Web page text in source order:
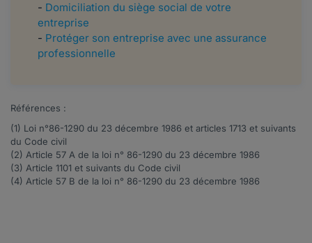
- Domiciliation du siège social de votre
entreprise
- Protéger son entreprise avec une assurance
professionnelle
Références :
(1) Loi n°86-1290 du 23 décembre 1986 et articles 1713 et suivants
du Code civil
(2) Article 57 A de la loi n° 86-1290 du 23 décembre 1986
(3) Article 1101 et suivants du Code civil
(4) Article 57 B de la loi n° 86-1290 du 23 décembre 1986